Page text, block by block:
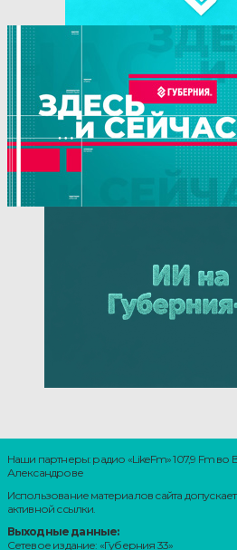
Наши партнеры: радио «LikeFm» 107,9 Fm
Александрове
Использование материалов сайта
активной ссылки.
Выходные данные:
Сетевое издание: «Губерния 33»